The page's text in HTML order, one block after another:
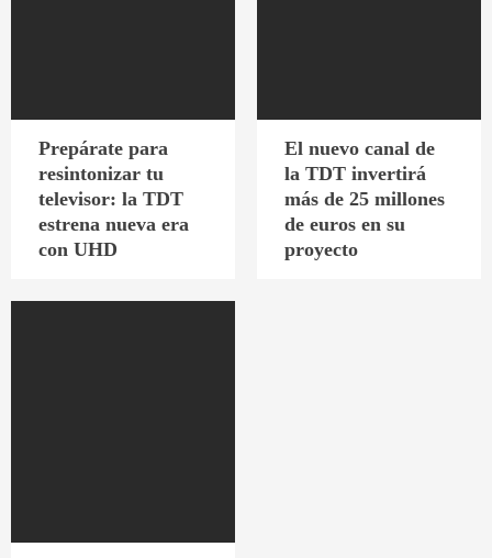
Prepárate para
resintonizar tu
televisor: la TDT
estrena nueva era
con UHD
El nuevo canal de
la TDT invertirá
más de 25 millones
de euros en su
proyecto